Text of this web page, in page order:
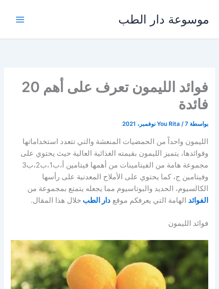
المحتوى
موسوعة دار الطب
فوائد الليمون تعرف على أهم 20
فائدة
بواسطة You Rita /7 نوفمبر، 2021
الليمون واحداً من الحمضيات المنعشة والتي تتعدد استخداماتها
وفوائدها، يتميز الليمون بقيمته الغذائية العالية حيث يحتوي على
مجموعة هامة من الفيتامينات من أهمها فيتامين أ،ب1،ب2،ب3
وفيتامين ج، كما يحتوي على الأملاح المعدنية على رأسها
الكالسيوم، الحديد والبوتاسيوم مما يجعله يتمتع بمجموعة من
الفوائد الهامة التي يعرفكم موقعدار الطب خلال هذا المقال.
فوائد الليمون